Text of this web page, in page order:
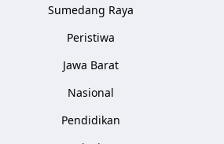
Sumedang Raya
Peristiwa
Jawa Barat
Nasional
Pendidikan